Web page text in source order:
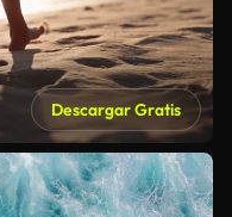
Descargar Gratis